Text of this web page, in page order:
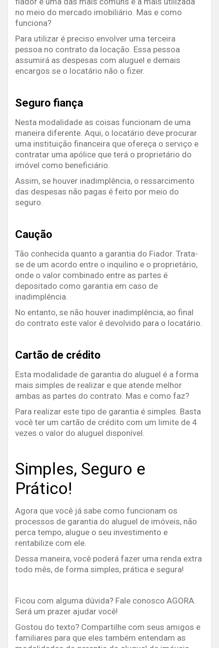
no meio do mercado imobiliário. Mas e como
funciona?
Para utilizar é preciso envolver uma terceira
pessoa no contrato da locação. Essa pessoa
assumirá as despesas com aluguel e demais
encargos se o locatário não o fizer.
Seguro fiança
Nesta modalidade as coisas funcionam de uma
maneira diferente. Aqui, o locatário deve procurar
uma instituição financeira que ofereça o serviço e
contratar uma apólice que terá o proprietário do
imóvel como beneficiário.
Assim, se houver inadimplência, o ressarcimento
das despesas não pagas é feito por meio do
seguro.
Caução
Tão conhecida quanto a garantia do Fiador. Trata-
se de um acordo entre o inquilino e o proprietário,
onde o valor combinado entre as partes é
depositado como garantia em caso de
inadimplência.
No entanto, se não houver inadimplência, ao final
do contrato este valor é devolvido para o locatário.
Cartão de crédito
Esta modalidade de garantia do aluguel é a forma
mais simples de realizar e que atende melhor
ambas as partes do contrato. Mas e como faz?
Para realizar este tipo de garantia é simples. Basta
você ter um cartão de crédito com um limite de 4
vezes o valor do aluguel disponível.
Simples, Seguro e
Prático!
Agora que você já sabe como funcionam os
processos de garantia do aluguel de imóveis, não
perca tempo, alugue o seu investimento e
rentabilize com ele.
Dessa maneira, você poderá fazer uma renda extra
todo mês, de forma simples, prática e segura!
Ficou com alguma dúvida? Fale conosco AGORA.
Será um prazer ajudar você!
Gostou do texto? Compartilhe com seus amigos e
familiares para que eles também entendam as